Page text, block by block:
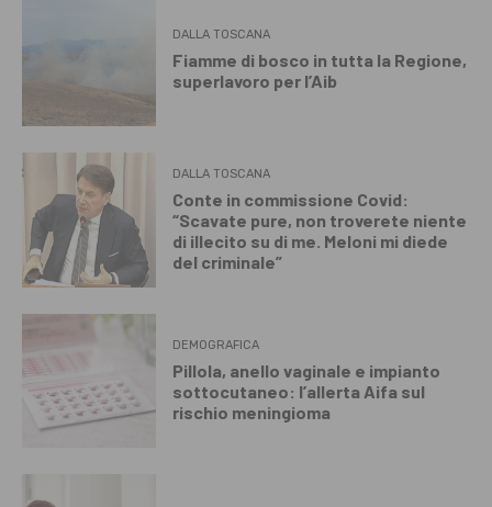
DALLA TOSCANA
Fiamme di bosco in tutta la Regione,
superlavoro per l’Aib
DALLA TOSCANA
Conte in commissione Covid:
“Scavate pure, non troverete niente
di illecito su di me. Meloni mi diede
del criminale”
DEMOGRAFICA
Pillola, anello vaginale e impianto
sottocutaneo: l’allerta Aifa sul
rischio meningioma